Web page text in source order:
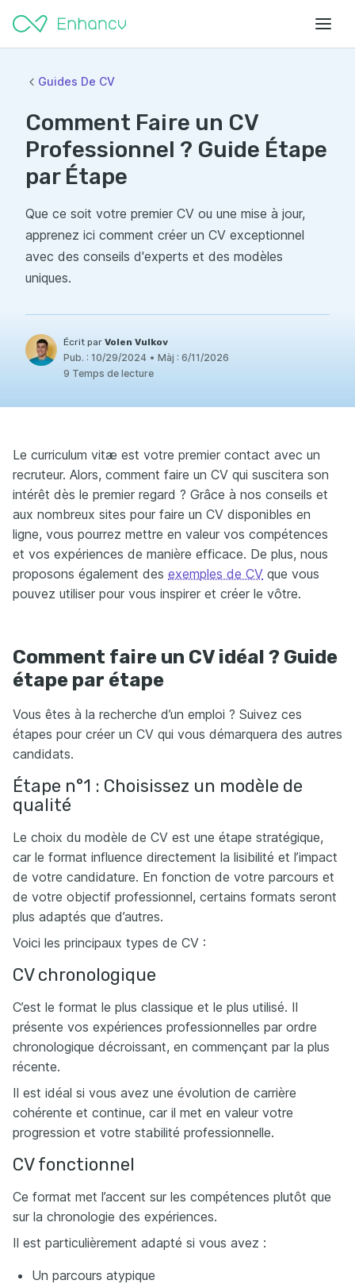
Guides De CV
Comment Faire un CV
Professionnel ? Guide Étape
par Étape
Que ce soit votre premier CV ou une mise à jour,
apprenez ici comment créer un CV exceptionnel
avec des conseils d'experts et des modèles
uniques.
Écrit par Volen Vulkov
Pub. : 10/29/2024 • Màj : 6/11/2026
9 Temps de lecture
Le curriculum vitæ est votre premier contact avec un
recruteur. Alors, comment faire un CV qui suscitera son
intérêt dès le premier regard ? Grâce à nos conseils et
aux nombreux sites pour faire un CV disponibles en
ligne, vous pourrez mettre en valeur vos compétences
et vos expériences de manière efficace. De plus, nous
proposons également des exemples de CV que vous
pouvez utiliser pour vous inspirer et créer le vôtre.
Comment faire un CV idéal ? Guide
étape par étape
Vous êtes à la recherche d’un emploi ? Suivez ces
étapes pour créer un CV qui vous démarquera des autres
candidats.
Étape n°1 : Choisissez un modèle de
qualité
Le choix du modèle de CV est une étape stratégique,
car le format influence directement la lisibilité et l’impact
de votre candidature. En fonction de votre parcours et
de votre objectif professionnel, certains formats seront
plus adaptés que d’autres.
Voici les principaux types de CV :
CV chronologique
C’est le format le plus classique et le plus utilisé. Il
présente vos expériences professionnelles par ordre
chronologique décroissant, en commençant par la plus
récente.
Il est idéal si vous avez une évolution de carrière
cohérente et continue, car il met en valeur votre
progression et votre stabilité professionnelle.
CV fonctionnel
Ce format met l’accent sur les compétences plutôt que
sur la chronologie des expériences.
Il est particulièrement adapté si vous avez :
Un parcours atypique